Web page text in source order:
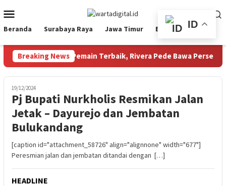
ke
kontenMobile
Beranda Surabaya Raya Jawa Timur Ekbis Nasional
Breaking News
2026: Raih Pemain Terbaik, Rivera Pede Bawa Persebaya
19/12/2024
Pj Bupati Nurkholis Resmikan Jalan
Jetak – Dayurejo dan Jembatan
Bulukandang
[caption id="attachment_58726" align="alignnone" width="677"]
Peresmian jalan dan jembatan ditandai dengan […]
HEADLINE
ID